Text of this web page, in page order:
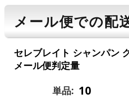
メール便での配
セレブレイト シャンパン
メール便判定量
単品: 10